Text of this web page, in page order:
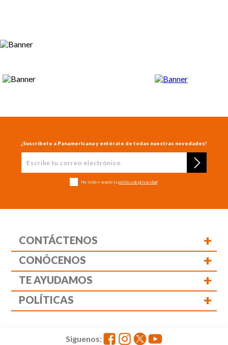
¡Suscríbete a Panamericana y entérate de todas nuestras novedades!
He leído y acepto la política de privacidad
CONTÁCTENOS +
CONÓCENOS +
TE AYUDAMOS +
POLÍTICAS +
Siguenos: